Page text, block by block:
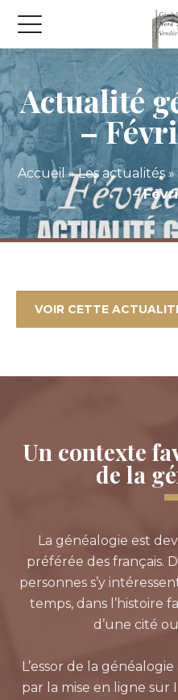
Actualité
–
Accueil»Les actualités »
–
VOIR CETTE
Un contexte
de la
La généalogie est
préférée des français.
personnes s’y
temps, dans l’histoire
d’une cité
L’essor de la
par la mise en ligne